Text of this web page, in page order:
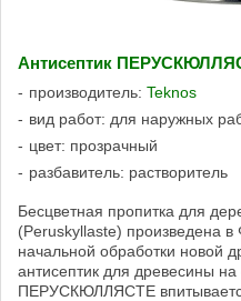
Антисептик
производитель: Teknos
вид работ: для наружных
цвет: прозрачный
разбавитель: растворитель
Бесцветная пропитка для
(Peruskyllaste) произведена
начальной обработки новой
антисептик для древесины на
ПЕРУСКЮЛЛЯСТЕ впитывается